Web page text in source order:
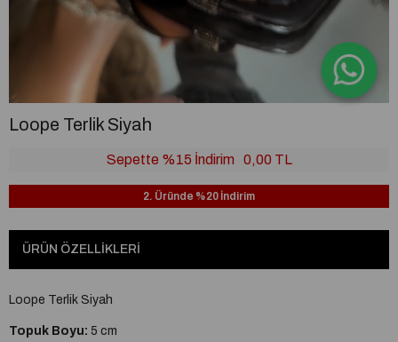
Loope Terlik Siyah
Sepette %15 İndirim 0,00 TL
2. Üründe %20 İndirim
ÜRÜN ÖZELLIKLERI
Loope Terlik Siyah
Topuk Boyu: 5 cm